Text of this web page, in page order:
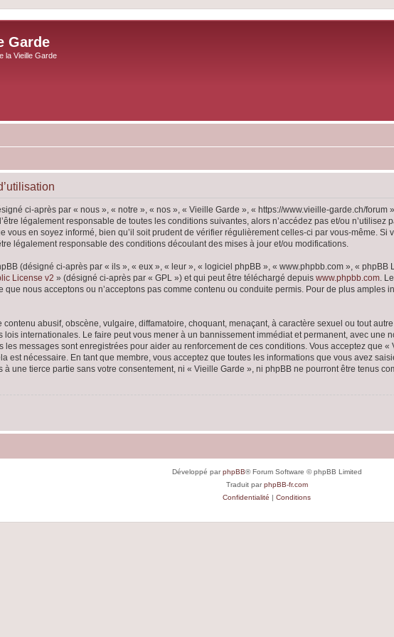
Garde
la Vieille Garde
ci-après par « nous », « notre », « nos », « Vieille Garde », « https://www.vieille-garde.ch/
légalement responsable de toutes les conditions suivantes, alors n’accédez pas et/ou
vous en soyez informé, bien qu’il soit prudent de vérifier régulièrement celles-ci par vous-même.
légalement responsable des conditions découlant des mises à jour et/ou modifications.
(désigné ci-après par « ils », « eux », « leur », « logiciel phpBB », « www.phpbb.com », «
License v2 » (désigné ci-après par « GPL ») et qui peut être téléchargé depuis www.phpbb.com.
que nous acceptons ou n’acceptons pas comme contenu ou conduite permis. Pour de plus amples
abusif, obscène, vulgaire, diffamatoire, choquant, menaçant, à caractère sexuel ou tout
internationales. Le faire peut vous mener à un bannissement immédiat et permanent, avec une
les messages sont enregistrées pour aider au renforcement de ces conditions. Vous acceptez que
est nécessaire. En tant que membre, vous acceptez que toutes les informations que vous avez
à une tierce partie sans votre consentement, ni « Vieille Garde », ni phpBB ne pourront être tenus
Développé parphpBB® Forum Software © phpBB Limited
Traduit parphpBB-fr.com
Confidentialité | Conditions